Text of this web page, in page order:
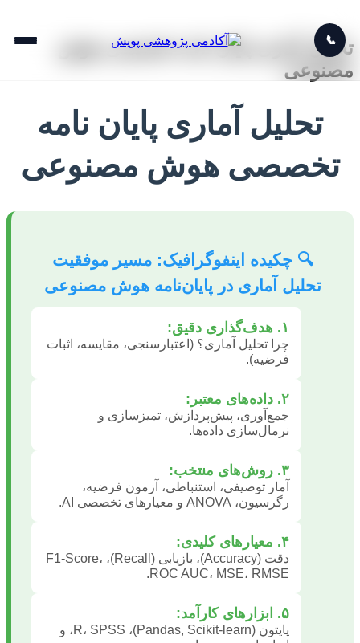
📞
تحلیل آماری پایان نامه تخصصی هوش
مصنوعی
تحلیل آماری پایان نامه
تخصصی هوش مصنوعی
🔍 چکیده اینفوگرافیک: مسیر موفقیت
تحلیل آماری در پایان‌نامه هوش مصنوعی
۱. هدف‌گذاری دقیق:
چرا تحلیل آماری؟ (اعتبارسنجی، مقایسه، اثبات
فرضیه).
۲. داده‌های معتبر:
جمع‌آوری، پیش‌پردازش، تمیزسازی و
نرمال‌سازی داده‌ها.
۳. روش‌های منتخب:
آمار توصیفی، استنباطی، آزمون فرضیه،
رگرسیون، ANOVA و معیارهای تخصصی AI.
۴. معیارهای کلیدی:
دقت (Accuracy)، بازیابی (Recall)، F1-Score،
ROC AUC، MSE، RMSE.
۵. ابزارهای کارآمد:
پایتون (Pandas, Scikit-learn)، R، SPSS، و